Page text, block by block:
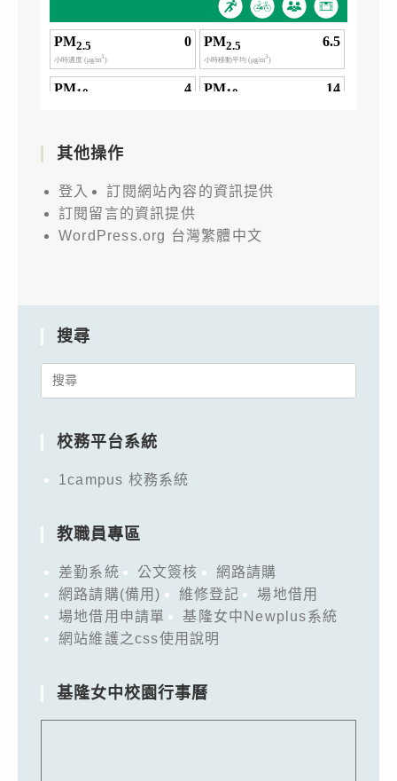
其他操作
登入
訂閱網站內容的資訊提供
訂閱留言的資訊提供
WordPress.org 台灣繁體中文
搜尋
Search
校務平台系統
1campus 校務系統
教職員專區
差勤系統 公文簽核
網路請購
網路請購(備用)
維修登記
場地借用
場地借用申請單
基隆女中Newplus系統
網站維護之css使用說明
基隆女中校園行事曆